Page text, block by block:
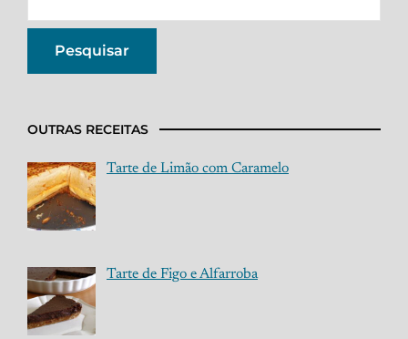
OUTRAS RECEITAS
Tarte de Limão com Caramelo
Tarte de Figo e Alfarroba